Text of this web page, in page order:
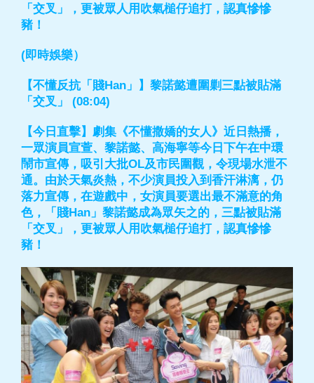
「交叉」，更被眾人用吹氣槌仔追打，認真慘慘
豬！
(即時娛樂）
【不懂反抗「賤Han」】黎諾懿遭圍剿三點被貼滿
「交叉」 (08:04)
【今日直擊】劇集《不懂撒嬌的女人》近日熱播，
一眾演員宣萱、黎諾懿、高海寧等今日下午在中環
鬧市宣傳，吸引大批OL及市民圍觀，令現場水泄不
通。由於天氣炎熱，不少演員投入到香汗淋漓，仍
落力宣傳，在遊戲中，女演員要選出最不滿意的角
色，「賤Han」黎諾懿成為眾矢之的，三點被貼滿
「交叉」，更被眾人用吹氣槌仔追打，認真慘慘
豬！